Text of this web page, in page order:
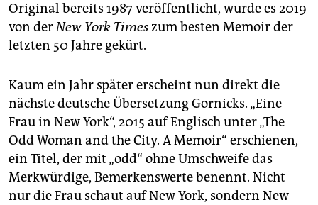
Original bereits 1987 veröffentlicht, wurde es 2019
von derNew York Timeszum besten Memoir der
letzten 50 Jahre gekürt.
Kaum ein Jahr später erscheint nun direkt die
nächste deutsche Übersetzung Gornicks. „Eine
Frau in New York“, 2015 auf Englisch unter „The
Odd Woman and the City. A Memoir“ erschienen,
ein Titel, der mit „odd“ ohne Umschweife das
Merkwürdige, Bemerkenswerte benennt. Nicht
nur die Frau schaut auf New York, sondern New